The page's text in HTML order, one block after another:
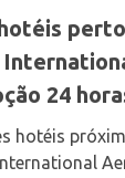
24
hotéis